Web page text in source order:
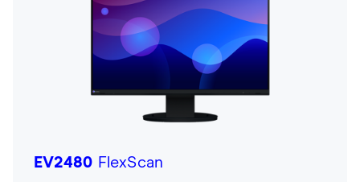
EV2480 FlexScan